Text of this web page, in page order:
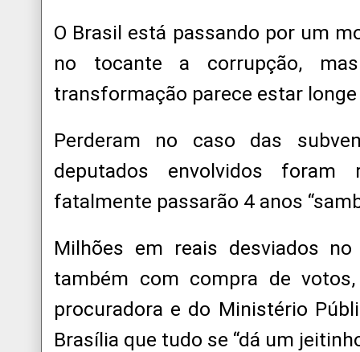
O Brasil está passando por um
no tocante a corrupção,
transformação parece estar longe
Perderam no caso das
deputados envolvidos foram
fatalmente passarão 4 anos
Milhões em reais desviados
também com compra de
procuradora e do Ministério
Brasília que tudo se “dá um